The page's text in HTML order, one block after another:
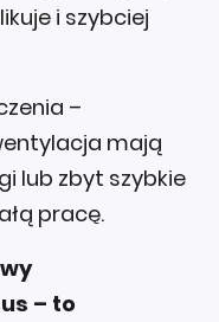
i szybciej
–
mają
lub zbyt szybkie
pracę.
– to